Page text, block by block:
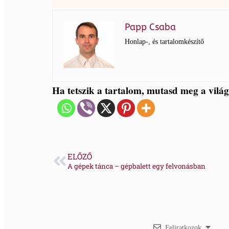
Papp Csaba
Honlap-, és tartalomkészítő
Ha tetszik a tartalom, mutasd meg a
ELŐZŐ
A gépek tánca – gépbalett egy felvonásban